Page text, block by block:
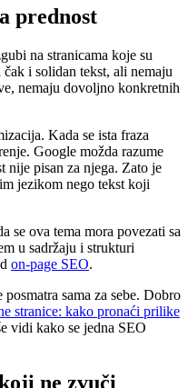
prednost
na stranicama koje su
i solidan tekst, ali nemaju
nemaju dovoljno konkretnih
Kada se ista fraza
Google možda razume
nije pisan za njega. Zato je
jezikom nego tekst koji
se ova tema mora povezati sa
u sadržaju i strukturi
on-page SEO.
sama za sebe. Dobro
stranice: kako pronaći prilike
vidi kako se jedna SEO
ne zvuči